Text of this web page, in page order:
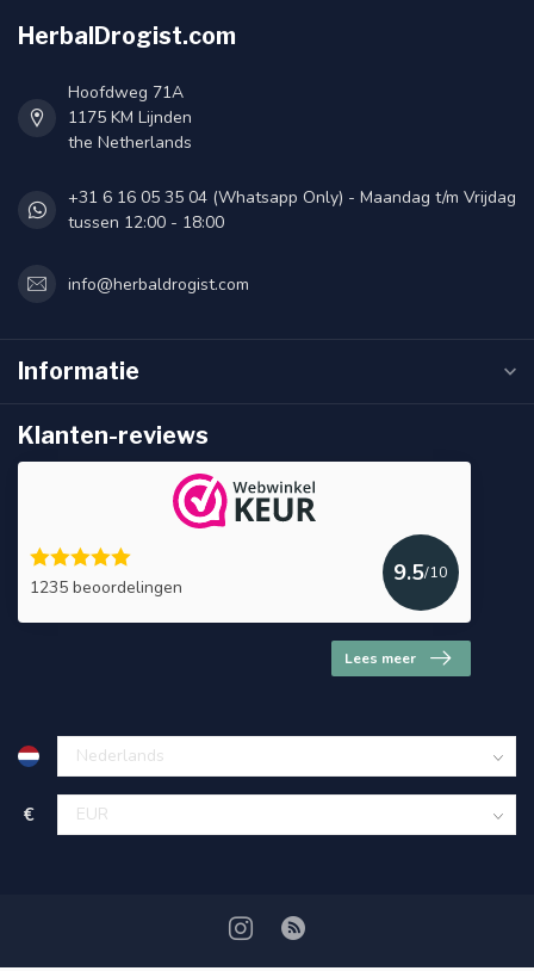
HerbalDrogist.com
Hoofdweg 71A
1175 KM Lijnden
the Netherlands
+31 6 16 05 35 04 (Whatsapp Only) - Maandag t/m Vrijdag
tussen 12:00 - 18:00
info@herbaldrogist.com
Informatie
Klanten-reviews
1235 beoordelingen
9.5/10
Lees meer
€